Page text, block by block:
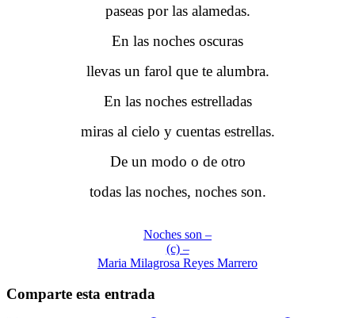
paseas por las alamedas.
En las noches oscuras
llevas un farol que te alumbra.
En las noches estrelladas
miras al cielo y cuentas estrellas.
De un modo o de otro
todas las noches, noches son.
Noches son –
(c) –
Maria Milagrosa Reyes Marrero
Comparte esta entrada